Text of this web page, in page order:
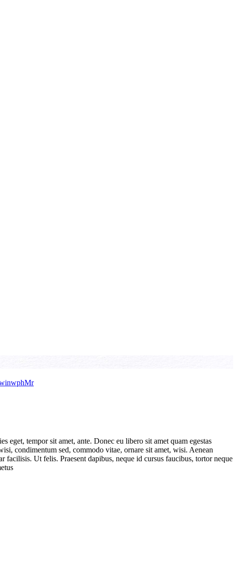
eget, tempor sit amet, ante. Donec eu libero sit amet quam egestas
condimentum sed, commodo vitae, ornare sit amet, wisi. Aenean
Ut felis. Praesent dapibus, neque id cursus faucibus, tortor neque